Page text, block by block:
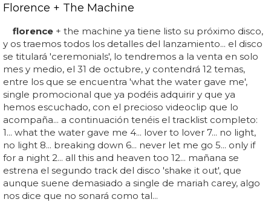
Florence + The Machine
florence + the machine ya tiene listo su próximo disco,
y os traemos todos los detalles del lanzamiento... el disco
se titulará 'ceremonials', lo tendremos a la venta en solo
mes y medio, el 31 de octubre, y contendrá 12 temas,
entre los que se encuentra 'what the water gave me',
single promocional que ya podéis adquirir y que ya
hemos escuchado, con el precioso videoclip que lo
acompaña... a continuación tenéis el tracklist completo:
1... what the water gave me 4... lover to lover 7... no light,
no light 8... breaking down 6... never let me go 5... only if
for a night 2... all this and heaven too 12... mañana se
estrena el segundo track del disco 'shake it out', que
aunque suene demasiado a single de mariah carey, algo
nos dice que no sonará como tal...